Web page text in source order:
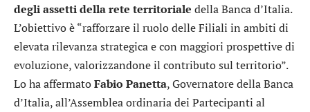
degli assetti della rete territoriale della Banca d’Italia.
L’obiettivo è “rafforzare il ruolo delle Filiali in ambiti di
elevata rilevanza strategica e con maggiori prospettive di
evoluzione, valorizzandone il contributo sul territorio”.
Lo ha affermatoFabio Panetta, Governatore della Banca
d’Italia, all’Assemblea ordinaria dei Partecipanti al